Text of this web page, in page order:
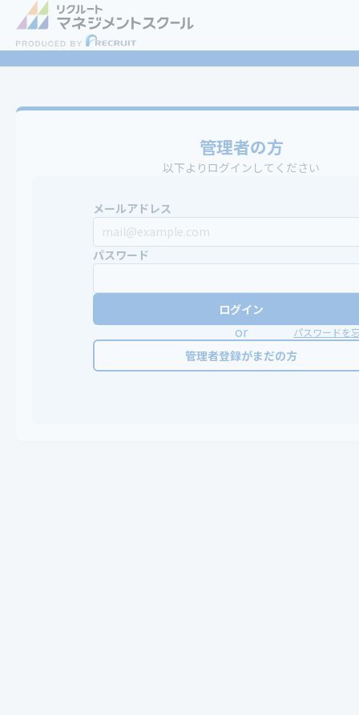
管理者の方
以下よりログインしてください
メールアドレス
パスワード
ログイン
or パスワードを
管理者登録がまだの方